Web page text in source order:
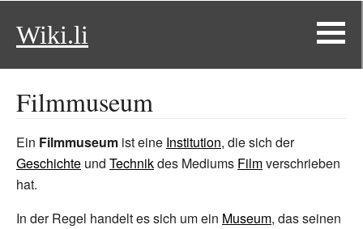
Wiki.li
Filmmuseum
Ein Filmmuseum ist eine Institution, die sich der
Geschichte und Technikdes Mediums Filmverschrieben
hat.
In der Regel handelt es sich um ein Museum, das seinen